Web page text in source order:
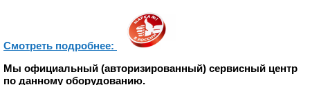
Смотреть подробнее:
Мы официальный (авторизированный) сервисный центр
по данному оборудованию.